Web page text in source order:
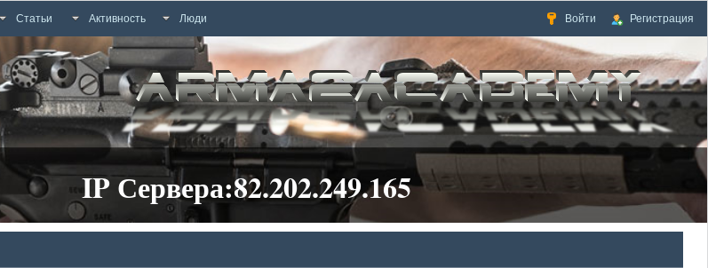
Статьи Активность Люди Войти Регистрация
IP Сервера:82.202.249.165